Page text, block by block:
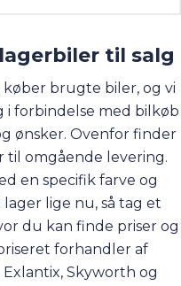
til salg
brugte biler, og vi
forbindelse med bilkøb
ønsker. Ovenfor finder
til omgående levering.
en specifik farve og
lige nu, så tag et
du kan finde priser og
forhandler af
Skyworth og